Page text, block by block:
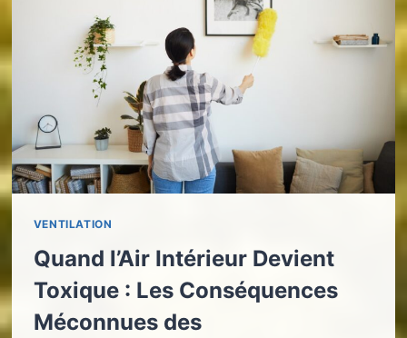
VENTILATION
Quand l’Air Intérieur Devient
Toxique : Les Conséquences
Méconnues des